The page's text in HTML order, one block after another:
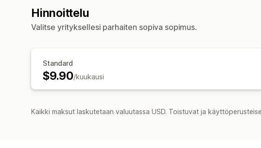
Hinnoittelu
Valitse yrityksellesi parhaiten sopiva sopimus.
Standard
$9.90/kuukausi
Kaikki maksut laskutetaan valuutassa USD. Toistuvat ja